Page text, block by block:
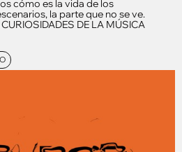
cómo es la vida de los
la parte que no se ve.
DE LA MÚSICA